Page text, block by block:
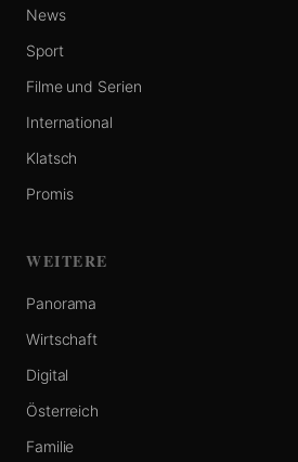
News
Sport
Filme und Serien
International
Klatsch
Promis
WEITERE
Panorama
Wirtschaft
Digital
Österreich
Familie